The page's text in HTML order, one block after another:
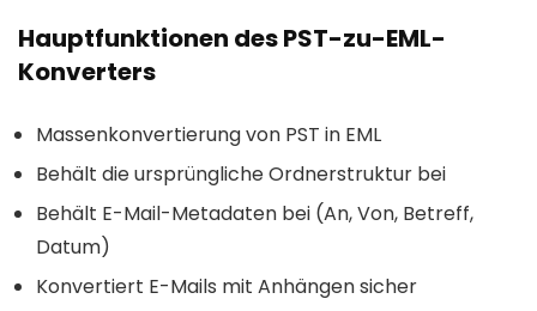
Hauptfunktionen des PST-zu-EML-
Konverters
Massenkonvertierung von PST in EML
Behält die ursprüngliche Ordnerstruktur bei
Behält E-Mail-Metadaten bei (An, Von, Betreff,
Datum)
Konvertiert E-Mails mit Anhängen sicher